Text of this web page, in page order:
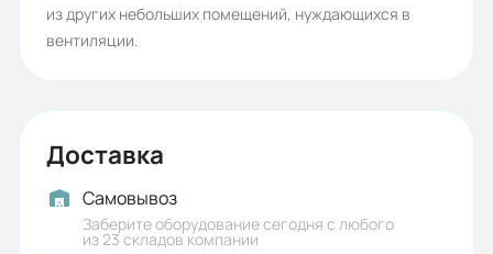
Вес (кг):
0.5
из других небольших помещений, нуждающихся в
вентиляции.
Доставка
Самовывоз
Заберите оборудование сегодня с любого
из 23 складов компании